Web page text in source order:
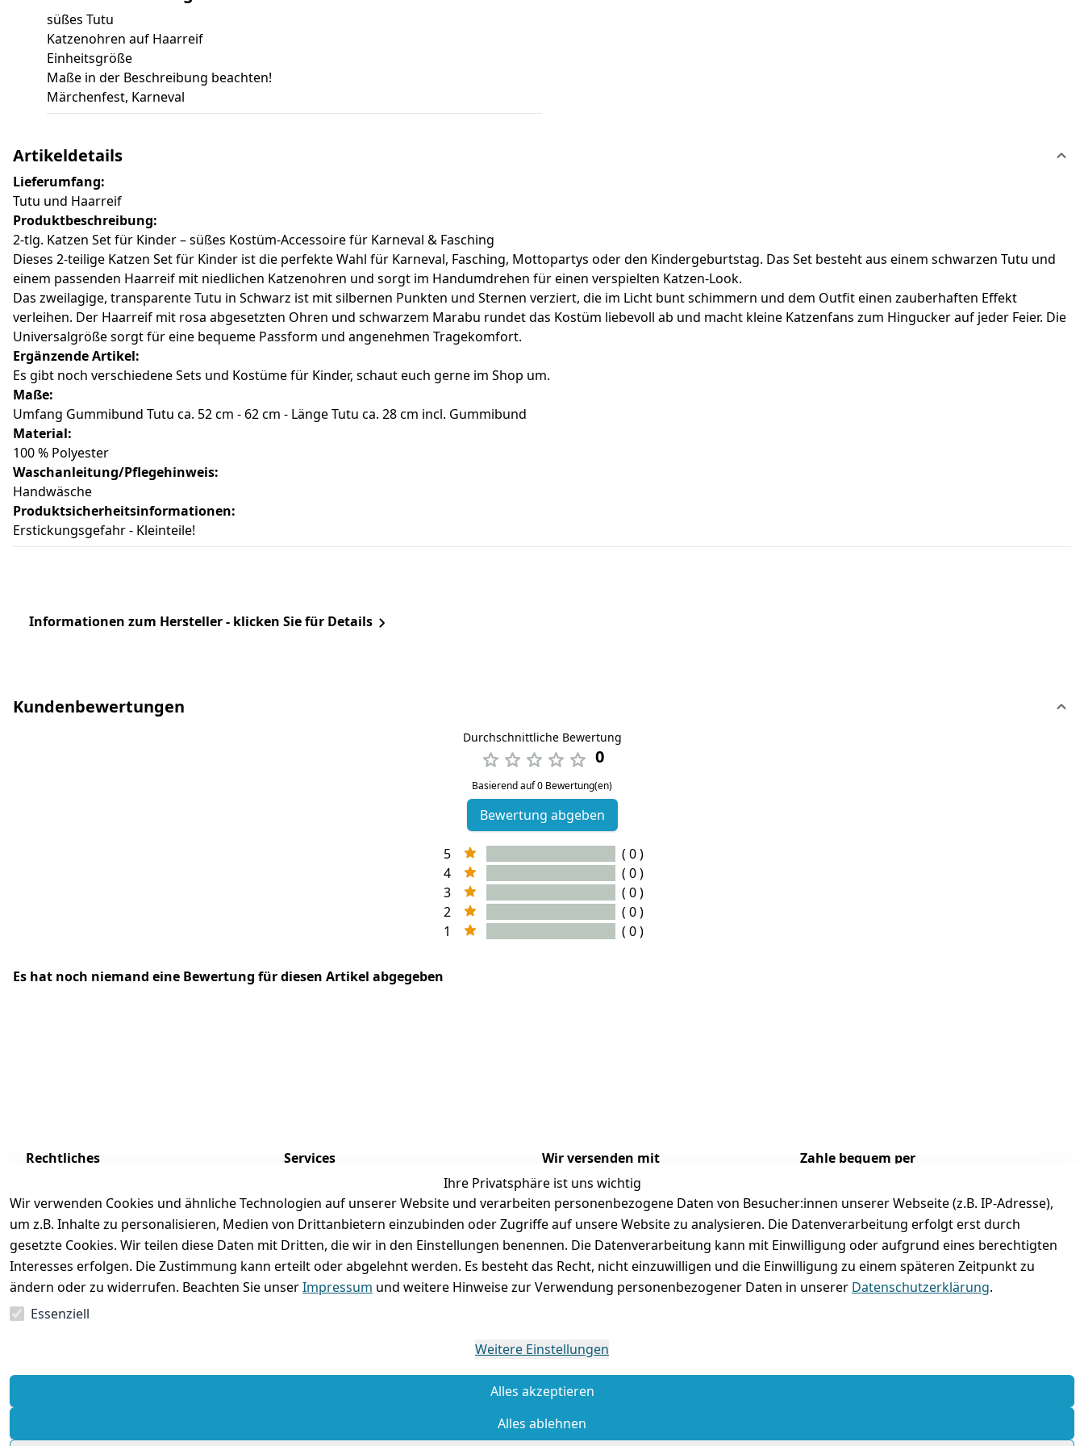
süßes Tutu
Katzenohren auf Haarreif
Einheitsgröße
Maße in der Beschreibung beachten!
Märchenfest, Karneval
Artikeldetails
Lieferumfang:
Tutu und Haarreif
Produktbeschreibung:
2-tlg. Katzen Set für Kinder – süßes Kostüm-Accessoire für Karneval & Fasching
Dieses 2-teilige Katzen Set für Kinder ist die perfekte Wahl für Karneval, Fasching, Mottopartys oder den Kindergeburtstag. Das Set besteht aus einem schwarzen Tutu und
einem passenden Haarreif mit niedlichen Katzenohren und sorgt im Handumdrehen für einen verspielten Katzen-Look.
Das zweilagige, transparente Tutu in Schwarz ist mit silbernen Punkten und Sternen verziert, die im Licht bunt schimmern und dem Outfit einen zauberhaften Effekt
verleihen. Der Haarreif mit rosa abgesetzten Ohren und schwarzem Marabu rundet das Kostüm liebevoll ab und macht kleine Katzenfans zum Hingucker auf jeder Feier. Die
Universalgröße sorgt für eine bequeme Passform und angenehmen Tragekomfort.
Ergänzende Artikel:
Es gibt noch verschiedene Sets und Kostüme für Kinder, schaut euch gerne im Shop um.
Maße:
Umfang Gummibund Tutu ca. 52 cm - 62 cm - Länge Tutu ca. 28 cm incl. Gummibund
Material:
100 % Polyester
Waschanleitung/Pflegehinweis:
Handwäsche
Produktsicherheitsinformationen:
Erstickungsgefahr - Kleinteile!
Informationen zum Hersteller - klicken Sie für Details
Kundenbewertungen
Durchschnittliche Bewertung
0
Basierend auf 0 Bewertung(en)
Bewertung abgeben
5
( 0 )
4
( 0 )
3
( 0 )
2
( 0 )
1
( 0 )
Es hat noch niemand eine Bewertung für diesen Artikel abgegeben
Ihre Privatsphäre ist uns wichtig
Wir verwenden Cookies und ähnliche Technologien auf unserer Website und verarbeiten personenbezogene Daten von Besucher:innen unserer Webseite (z.B. IP-Adresse),
um z.B. Inhalte zu personalisieren, Medien von Drittanbietern einzubinden oder Zugriffe auf unsere Website zu analysieren. Die Datenverarbeitung erfolgt erst durch
gesetzte Cookies. Wir teilen diese Daten mit Dritten, die wir in den Einstellungen benennen. Die Datenverarbeitung kann mit Einwilligung oder aufgrund eines berechtigten
Interesses erfolgen. Die Zustimmung kann erteilt oder abgelehnt werden. Es besteht das Recht, nicht einzuwilligen und die Einwilligung zu einem späteren Zeitpunkt zu
ändern oder zu widerrufen. Beachten Sie unserImpressum und weitere Hinweise zur Verwendung personenbezogener Daten in unserer Datenschutzerklärung.
Essenziell
Weitere Einstellungen
Alles akzeptieren
Alles ablehnen
Rechtliches
Impressum
Datenschutzerklärung
Batterieentsorgung
Widerrufsrecht
Services
Registrieren
Zahlung und Versand
Rückgabe / Umtausch / Reklamation
Wir versenden mit
Folgt uns gern auf
Zahle bequem per